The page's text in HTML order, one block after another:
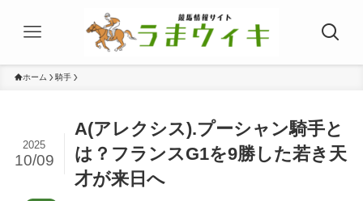
ホーム 騎手
A(アレクシス).プーシャン騎手と
は？フランスG1を9勝した若き天
才が来日へ
2025
10/09